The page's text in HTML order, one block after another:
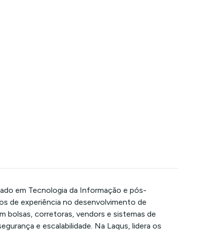
em Tecnologia da Informação e pós-
de experiência no desenvolvimento de
bolsas, corretoras, vendors e sistemas de
e escalabilidade. Na Laqus, lidera os